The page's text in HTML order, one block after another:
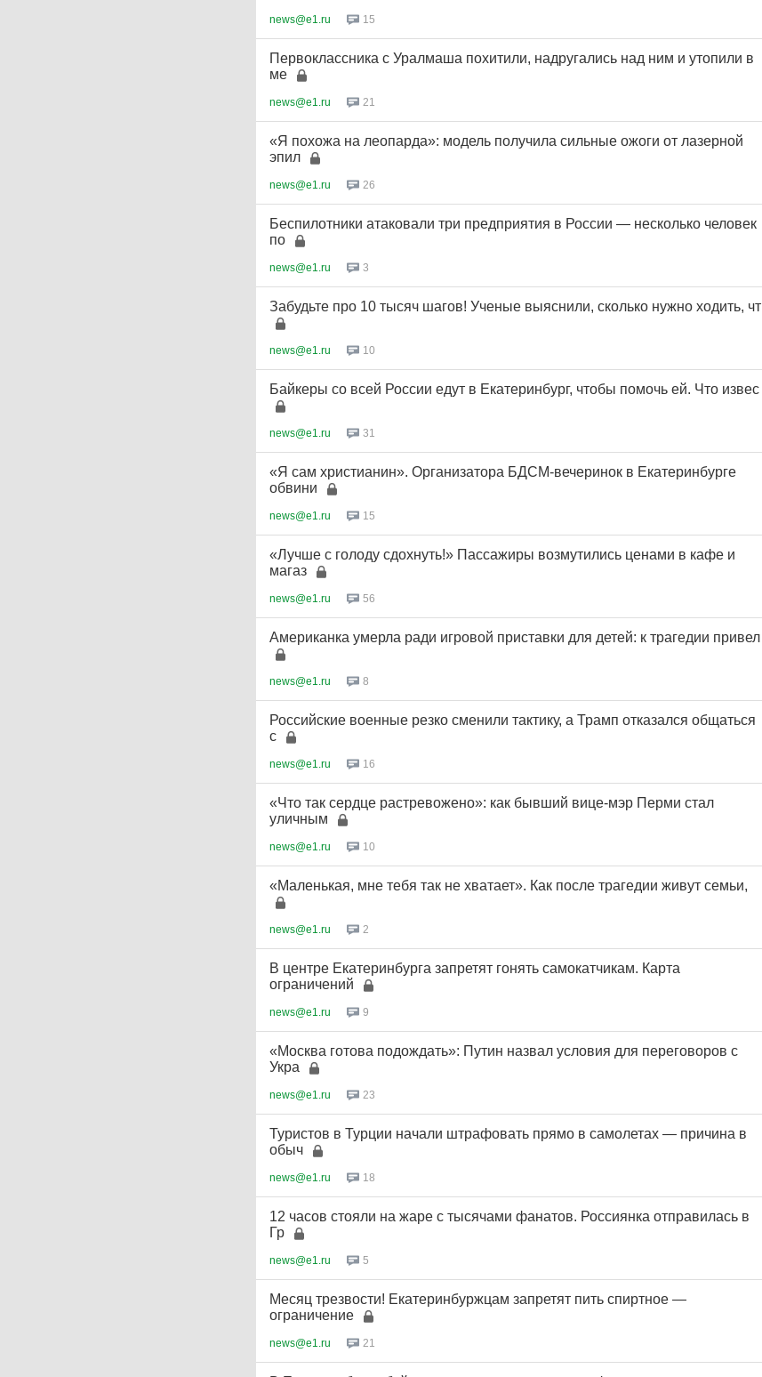
news@e1.ru 15
Первоклассника с Уралмаша похитили, надругались над ним и утопили в
ме
news@e1.ru 21
«Я похожа на леопарда»: модель получила сильные ожоги от лазерной
эпил
news@e1.ru 26
Беспилотники атаковали три предприятия в России — несколько человек
по
news@e1.ru 3
Забудьте про 10 тысяч шагов! Ученые выяснили, сколько нужно ходить, чт
news@e1.ru 10
Байкеры со всей России едут в Екатеринбург, чтобы помочь ей. Что извес
news@e1.ru 31
«Я сам христианин». Организатора БДСМ-вечеринок в Екатеринбурге
обвини
news@e1.ru 15
«Лучше с голоду сдохнуть!» Пассажиры возмутились ценами в кафе и
магаз
news@e1.ru 56
Американка умерла ради игровой приставки для детей: к трагедии привел
news@e1.ru 8
Российские военные резко сменили тактику, а Трамп отказался общаться
с
news@e1.ru 16
«Что так сердце растревожено»: как бывший вице-мэр Перми стал
уличным
news@e1.ru 10
«Маленькая, мне тебя так не хватает». Как после трагедии живут семьи,
news@e1.ru 2
В центре Екатеринбурга запретят гонять самокатчикам. Карта
ограничений
news@e1.ru 9
«Москва готова подождать»: Путин назвал условия для переговоров с
Укра
news@e1.ru 23
Туристов в Турции начали штрафовать прямо в самолетах — причина в
обыч
news@e1.ru 18
12 часов стояли на жаре с тысячами фанатов. Россиянка отправилась в
Гр
news@e1.ru 5
Месяц трезвости! Екатеринбуржцам запретят пить спиртное —
ограничение
news@e1.ru 21